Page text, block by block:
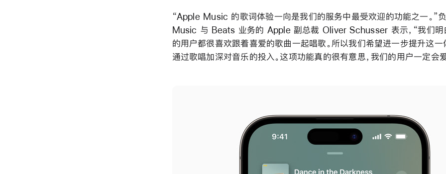
“Apple Music 的歌词体验一向是我们的服务中最受欢迎的功能之一。”
Music 与 Beats 业务的 Apple 副总裁 Oliver Schusser 表示，“我们明
的用户都很喜欢跟着喜爱的歌曲一起唱歌。所以我们希望进一步提升这一
通过歌唱加深对音乐的投入。这项功能真的很有意思，我们的用户一定会